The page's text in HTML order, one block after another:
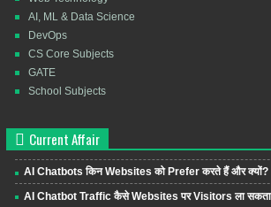
AI, ML & Data Science
DevOps
CS Core Subjects
GATE
School Subjects
Current Affair
AI Chatbots किन Websites को Prefer करते हैं और क्यों?
AI Chatbot Traffic कैसे Websites पर Visitors ला